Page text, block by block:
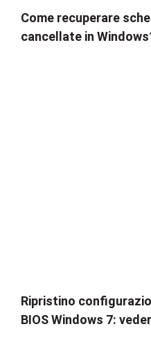
Come recuperare
cancellate in
Ripristino
BIOS Windows 7: